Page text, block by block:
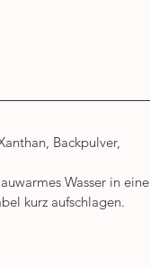
Backpulver,
Wasser in eine
kurz aufschlagen.